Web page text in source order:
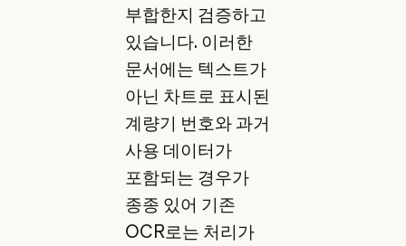
부합한지 검증하고
있습니다. 이러한
문서에는 텍스트가
아닌 차트로 표시된
계량기 번호와 과거
사용 데이터가
포함되는 경우가
종종 있어 기존
OCR로는 처리가